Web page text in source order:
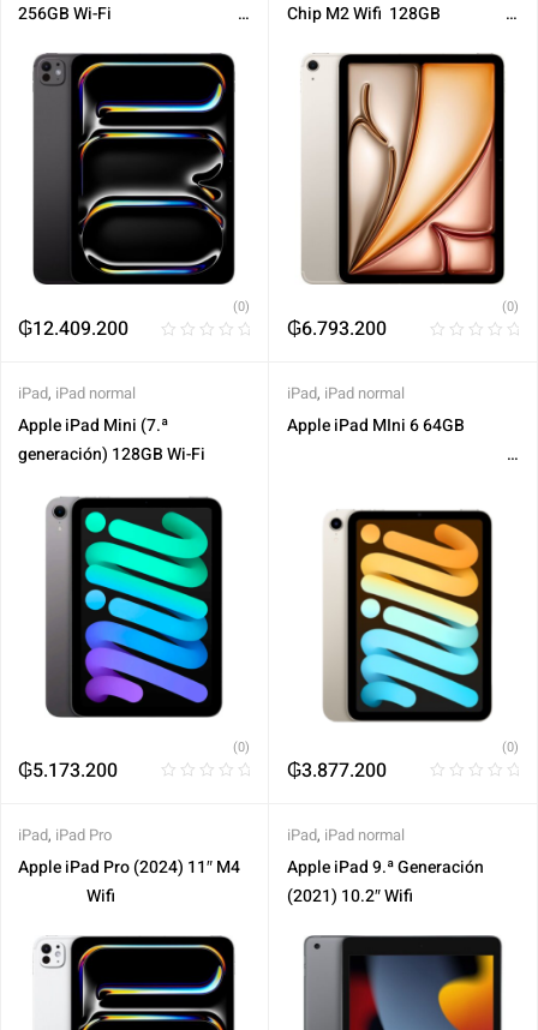
256GB Wi-Fi‎ ‎ ‎ ‎ ‎ ‎ ‎ ‎ ‎ ‎ ‎ ‎ ‎ ‎ ‎ ‎ ‎ ‎ ‎ ‎ ‎ ‎ ‎ ‎ ‎ ‎ ‎ ‎ ‎ ‎ ‎ ‎ ‎ ‎ ‎ ‎ ‎ ‎ ‎
₲12.409.200
(0)
Chip M2 Wifi ‎ 128GB‎ ‎ ‎ ‎‎ ‎ ‎ ‎ ‎ ‎ ‎ ‎ ‎ ‎ ‎ ‎ ‎ ‎ ‎ ‎ ‎ ‎ ‎
‎ ‎ ‎ ‎ ‎ ‎ ‎ ‎ ‎ ‎ ‎ ‎ ‎ ‎ ‎ ‎ ‎ ‎ ‎ ‎ ‎ .
₲6.793.200
(0)
iPad, iPad normal
Apple iPad Mini (7.ª
generación) 128GB Wi-Fi
₲5.173.200
(0)
iPad, iPad normal
Apple iPad MIni 6 64GB‎ ‎ ‎ ‎ ‎ ‎ ‎ ‎ ‎ ‎ ‎ ‎ ‎ ‎ ‎ ‎
‎ ‎ ‎ ‎ ‎ ‎ ‎ ‎ ‎ ‎ ‎ ‎ ‎ ‎ ‎ ‎ ‎ ‎ ‎ ‎ ‎ ‎ ‎ ‎ ‎ ‎ ‎ ‎ ‎ ‎ ‎ ‎ ‎ ‎ ‎ ‎ ‎ ‎ ‎ ‎ ‎ ‎ ‎ ‎ ‎ ‎ ‎ ‎ ‎ ‎ ‎ ‎ ‎ ‎ ‎ ‎ ‎ ‎ ‎ ‎ ‎ ‎ ‎ ‎ ‎
₲3.877.200
(0)
iPad, iPad Pro
Apple iPad Pro (2024) 11″ M4‎ ‎ ‎
‎ ‎ ‎‎ ‎ ‎ ‎ ‎ ‎ ‎ ‎ ‎ ‎ ‎ ‎ ‎ ‎ ‎ ‎ ‎ ‎Wifi
iPad, iPad normal
Apple iPad 9.ª Generación
(2021) 10.2″ Wifi